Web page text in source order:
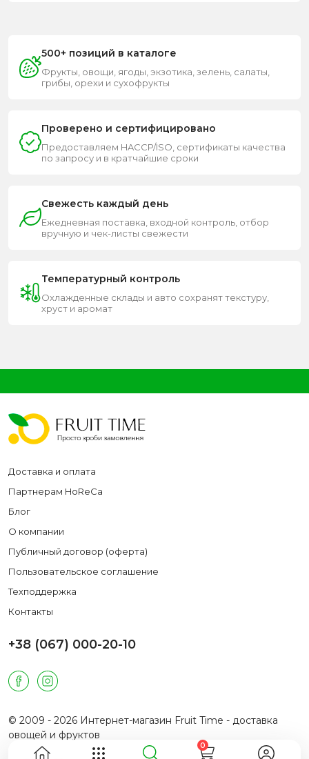
500+ позиций в каталоге
Фрукты, овощи, ягоды, экзотика, зелень, салаты,
грибы, орехи и сухофрукты
Проверено и сертифицировано
Предоставляем HACCP/ISO, сертификаты качества
по запросу и в кратчайшие сроки
Свежесть каждый день
Ежедневная поставка, входной контроль, отбор
вручную и чек-листы свежести
Температурный контроль
Охлажденные склады и авто сохранят текстуру,
хруст и аромат
Доставка и оплата
Партнерам HoReCa
Блог
О компании
Публичный договор (оферта)
Пользовательское соглашение
Техподдержка
Контакты
+38 (067) 000-20-10
© 2009 - 2026 Интернет-магазин Fruit Time - доставка
овощей и фруктов
0